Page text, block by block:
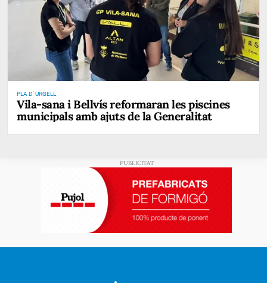
PLA D' URGELL
Vila-sana i Bellvís reformaran les piscines
municipals amb ajuts de la Generalitat